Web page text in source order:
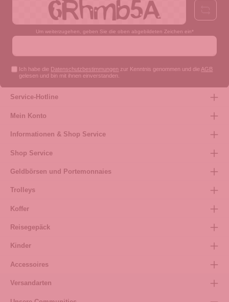
Um weiterzugehen, geben Sie die oben abgebildeten Zeichen ein*
Ich habe die Datenschutzbestimmungen zur Kenntnis genommen und die AGB
gelesen und bin mit ihnen einverstanden.
Service-Hotline
Mein Konto
Informationen & Shop Service
Shop Service
Geldbörsen und Portemonnaies
Trolleys
Koffer
Reisegepäck
Kinder
Accessoires
Versandarten